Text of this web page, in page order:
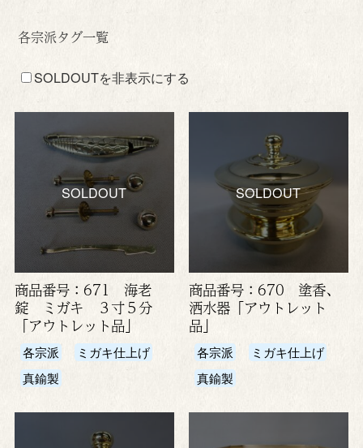
各宗派タグ一覧
SOLDOUTを非表示にする
SOLDOUT
商品番号：671 海老
錠 ミガキ ３寸５分
「アウトレット品」
各宗派
ミガキ仕上げ
真鍮製
SOLDOUT
商品番号：670 塗香、
洒水器「アウトレット
品」
各宗派
ミガキ仕上げ
真鍮製